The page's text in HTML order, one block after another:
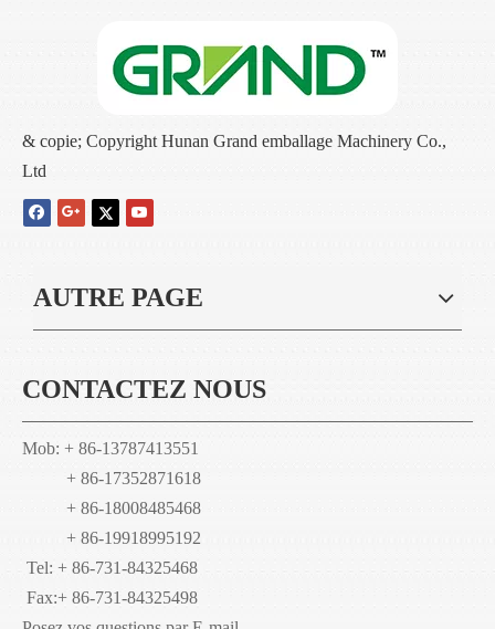
& copie; Copyright Hunan Grand emballage Machinery Co.,
Ltd
AUTRE PAGE
CONTACTEZ NOUS
Mob: + 86-13787413551
+ 86-17352871618
+ 86-18008485468
+ 86-19918995192
Tel: + 86-731-84325468
Fax:+ 86-731-84325498